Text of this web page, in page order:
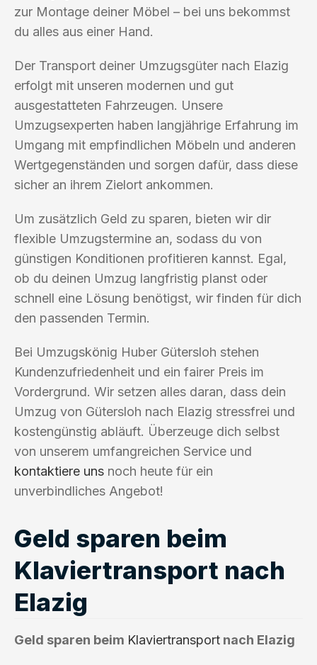
zur Montage deiner Möbel – bei uns bekommst
du alles aus einer Hand.
Der Transport deiner Umzugsgüter nach Elazig
erfolgt mit unseren modernen und gut
ausgestatteten Fahrzeugen. Unsere
Umzugsexperten haben langjährige Erfahrung im
Umgang mit empfindlichen Möbeln und anderen
Wertgegenständen und sorgen dafür, dass diese
sicher an ihrem Zielort ankommen.
Um zusätzlich Geld zu sparen, bieten wir dir
flexible Umzugstermine an, sodass du von
günstigen Konditionen profitieren kannst. Egal,
ob du deinen Umzug langfristig planst oder
schnell eine Lösung benötigst, wir finden für dich
den passenden Termin.
Bei Umzugskönig Huber Gütersloh stehen
Kundenzufriedenheit und ein fairer Preis im
Vordergrund. Wir setzen alles daran, dass dein
Umzug von Gütersloh nach Elazig stressfrei und
kostengünstig abläuft. Überzeuge dich selbst
von unserem umfangreichen Service und
kontaktiere uns noch heute für ein
unverbindliches Angebot!
Geld sparen beim
Klaviertransport nach
Elazig
Geld sparen beim Klaviertransport nach Elazig